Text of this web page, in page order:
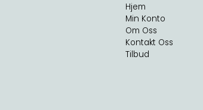
Hjem
Min Konto
Om Oss
Kontakt Oss
Tilbud